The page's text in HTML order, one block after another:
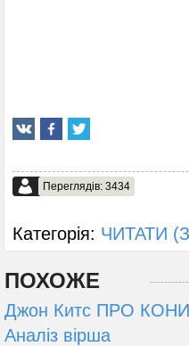
Переглядів: 3434
Категорія: ЧИТАТИ
ПОХОЖЕ
Джон Китс ПРО
Аналіз вірша